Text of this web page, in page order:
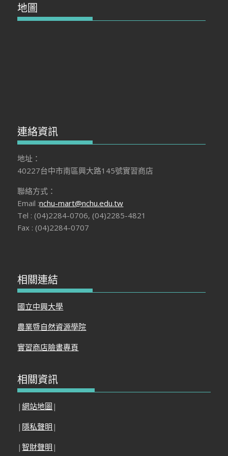
地圖
連絡資訊
地址：
40227台中市南區興大路145號實習商店
聯絡方式：
Email :nchu-mart@nchu.edu.tw
Tel : (04)2284-0706, (04)2285-4821
Fax : (04)2284-0707
相關連結
國立中興大學
農業暨自然資源學院
實習商店臉書專頁
相關資訊
|網站地圖 |
| 隱私聲明 |
|智財聲明 |